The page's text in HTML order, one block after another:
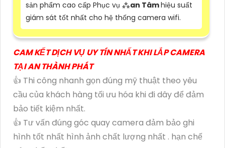
sản phẩm cao cấp Phục vụ ⁂an Tâmhiệu suất
giám sát tốt nhất cho hệ thống camera wifi.
CAM KẾT DỊCH VỤ UY TÍN NHẤT KHI LẮP CAMERA
TẠI AN THÀNH PHÁT
👍 Thi công nhanh gọn đúng mỹ thuật theo yêu
cầu của khách hàng tối ưu hóa khi đi dây để đảm
bảo tiết kiệm nhất.
👍 Tư vấn đúng góc quay camera đảm bảo ghi
hình tốt nhất hình ảnh chất lượng nhất . hạn chế